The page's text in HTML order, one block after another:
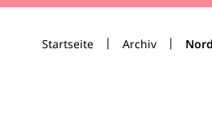
Startseite | Archiv |